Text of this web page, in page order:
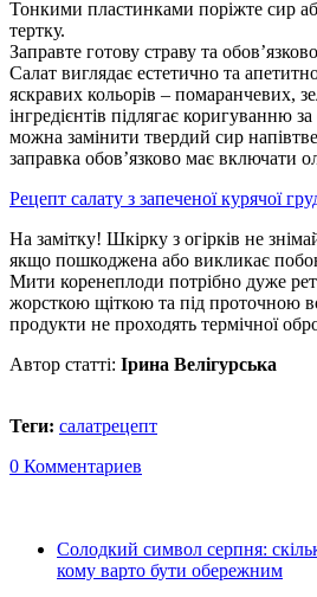
Тонкими пластинками поріжте сир
тертку.
Заправте готову страву та
Салат виглядає естетично та
яскравих кольорів – помаранчевих,
інгредієнтів підлягає коригуванню
можна замінити твердий сир
заправка обов’язково має включати
Рецепт салату з запеченої курячої
На замітку! Шкірку з огірків не
якщо пошкоджена або викликає
Мити коренеплоди потрібно дуже
жорсткою щіткою та під проточною
продукти не проходять термічної
Автор статті: Ірина Велігурська
Теги: салатрецепт
0 Комментариев
Солодкий символ серпня:
кому варто бути обережним